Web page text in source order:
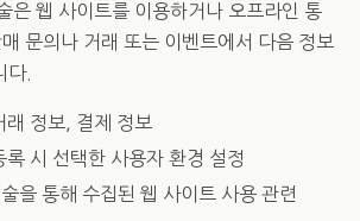
은 웹 사이트를 이용하거나 오프라인 통
문의나 거래 또는 이벤트에서 다음 정보
다.
래 정보, 결제 정보
시 선택한 사용자 환경 설정
을 통해 수집된 웹 사이트 사용 관련